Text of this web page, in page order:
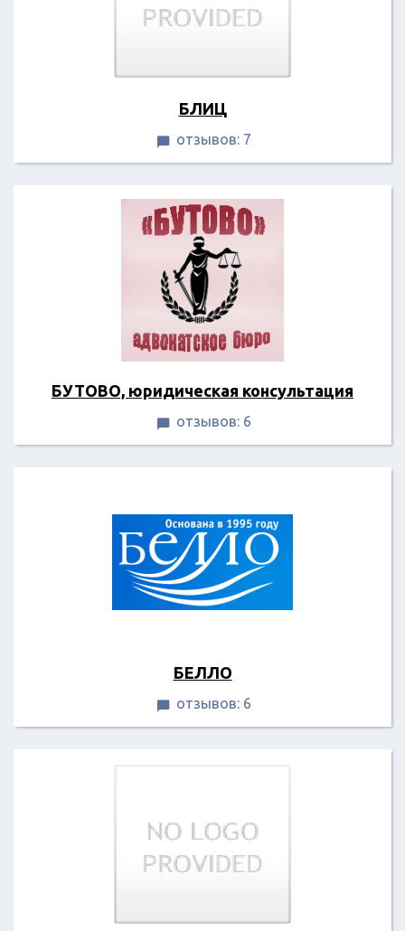
БЛИЦ
 отзывов: 7
БУТОВО, юридическая консультация
 отзывов: 6
БЕЛЛО
 отзывов: 6